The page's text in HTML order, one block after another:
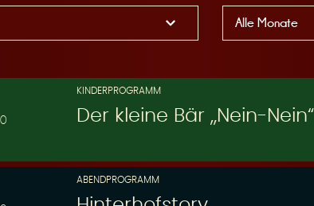
KINDERPROGRAMM
Der kleine Bär „Nein-Nein“
ABENDPROGRAMM